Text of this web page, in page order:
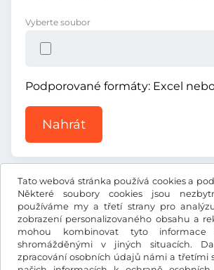
Tato webová stránka používá cookies a
Některé soubory cookies jsou
používáme my a třetí strany pro
zobrazení personalizovaného obsahu a
mohou kombinovat tyto
shromážděnými v jiných situacích.
zpracování osobních údajů námi a třetími
Vyberte soubor
Podporované formáty: Excel
Nahrát
TL ₺TRY
Facebook Instagram